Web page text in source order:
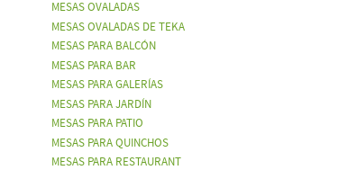
MESAS OVALADAS
MESAS OVALADAS DE TEKA
MESAS PARA BALCÓN
MESAS PARA BAR
MESAS PARA GALERÍAS
MESAS PARA JARDÍN
MESAS PARA PATIO
MESAS PARA QUINCHOS
MESAS PARA RESTAURANT